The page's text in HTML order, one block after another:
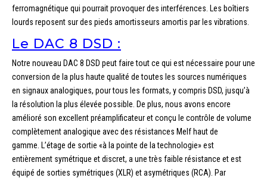
ferromagnétique qui pourrait provoquer des interférences. Les boîtiers
lourds reposent sur des pieds amortisseurs amortis par les vibrations.
Le DAC 8 DSD :
Notre nouveau DAC 8 DSD peut faire tout ce qui est nécessaire pour une
conversion de la plus haute qualité de toutes les sources numériques
en signaux analogiques, pour tous les formats, y compris DSD, jusqu’à
la résolution la plus élevée possible. De plus, nous avons encore
amélioré son excellent préamplificateur et conçu le contrôle de volume
complètement analogique avec des résistances Melf haut de
gamme. L’étage de sortie «à la pointe de la technologie» est
entièrement symétrique et discret, a une très faible résistance et est
équipé de sorties symétriques (XLR) et asymétriques (RCA). Par